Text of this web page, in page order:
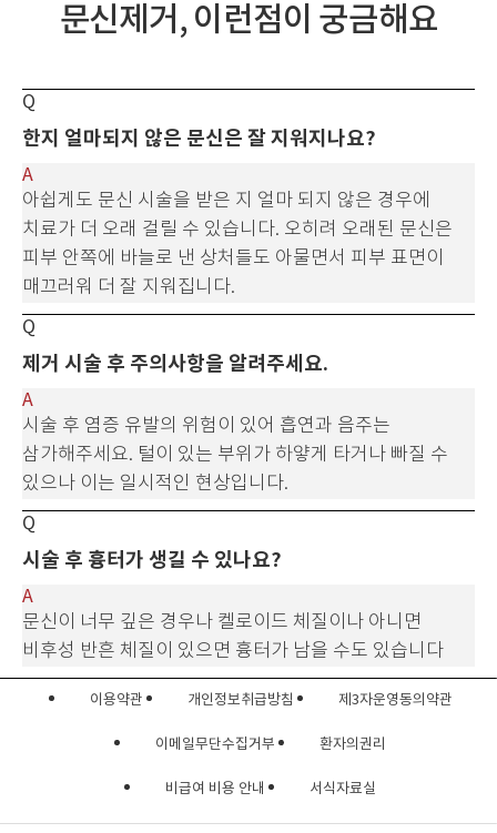
문신제거, 이런점이 궁금해요
한지 얼마되지 않은 문신은 잘 지워지나요?
아쉽게도 문신 시술을 받은 지 얼마 되지 않은 경우에
치료가 더 오래 걸릴 수 있습니다. 오히려 오래된 문신은
피부 안쪽에 바늘로 낸 상처들도 아물면서 피부 표면이
매끄러워 더 잘 지워집니다.
제거 시술 후 주의사항을 알려주세요.
시술 후 염증 유발의 위험이 있어 흡연과 음주는
삼가해주세요. 털이 있는 부위가 하얗게 타거나 빠질 수
있으나 이는 일시적인 현상입니다.
시술 후 흉터가 생길 수 있나요?
문신이 너무 깊은 경우나 켈로이드 체질이나 아니면
비후성 반흔 체질이 있으면 흉터가 남을 수도 있습니다
이용약관 개인정보취급방침 제3자운영동의약관
이메일무단수집거부 환자의권리
비급여 비용 안내 서식자료실